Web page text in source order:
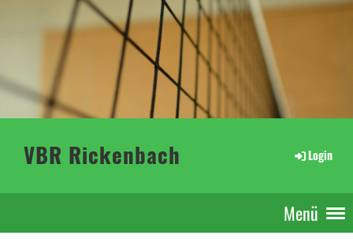
VBR Rickenbach Login
Menü